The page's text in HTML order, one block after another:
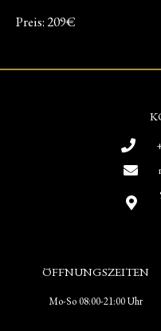
Preis: 209€
ÖFFNUNGSZEITEN
Mo-So 08:00-21:00 Uhr